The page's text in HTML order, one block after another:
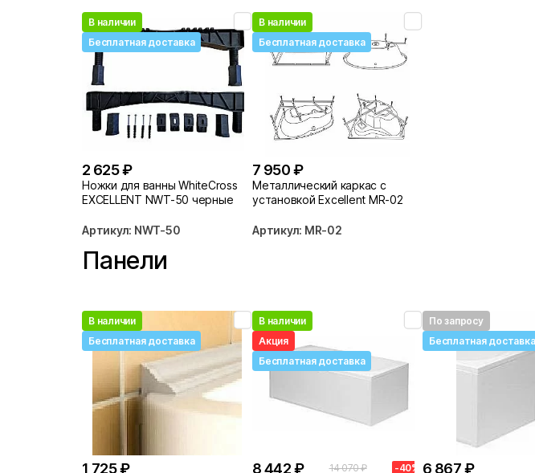
В наличии
Бесплатная доставка
2 625 ₽
Ножки для ванны WhiteCross
EXCELLENT NWT-50 черные
Артикул: NWT-50
В наличии
Бесплатная доставка
7 950 ₽
Металлический каркас с
установкой Excellent MR-02
Артикул: MR-02
Панели
В наличии
Бесплатная доставка
1 725 ₽
В наличии
Акция
Бесплатная доставка
8 442 ₽ 14 070 ₽ -40%
По запросу
Бесплатная доставка
6 867 ₽